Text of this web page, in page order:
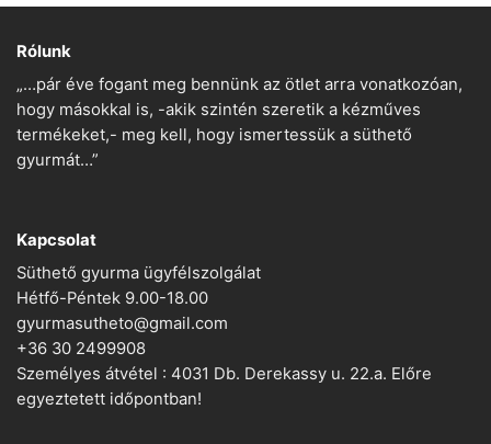
Rólunk
„…pár éve fogant meg bennünk az ötlet arra vonatkozóan,
hogy másokkal is, -akik szintén szeretik a kézműves
termékeket,- meg kell, hogy ismertessük a süthető
gyurmát…”
Kapcsolat
Süthető gyurma ügyfélszolgálat
Hétfő-Péntek 9.00-18.00
gyurmasutheto@gmail.com
+36 30 2499908
Személyes átvétel : 4031 Db. Derekassy u. 22.a. Előre
egyeztetett időpontban!